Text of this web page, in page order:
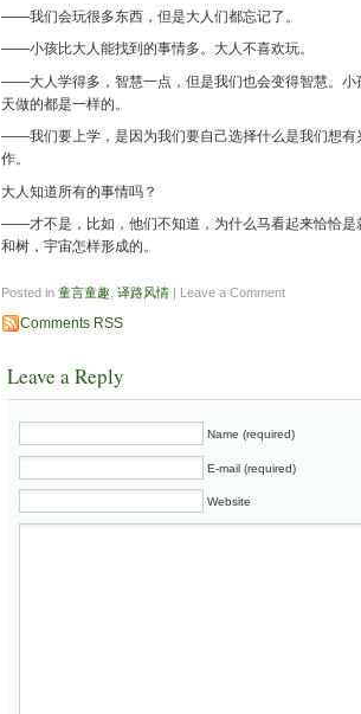
——我们会玩很多东西，但是大人们都忘记了。
——小孩比大人能找到的事情多。大人不喜欢玩。
——大人学得多，智慧一点，但是我们也会变得智慧。小
天做的都是一样的。
——我们要上学，是因为我们要自己选择什么是我们想有
作。
大人知道所有的事情吗？
——才不是，比如，他们不知道，为什么马看起来恰恰是
和树，宇宙怎样形成的。
Posted in 童言童趣 译路风情 | Leave a Comment
Comments RSS
Leave a Reply
Name (required)
E-mail (required)
Website